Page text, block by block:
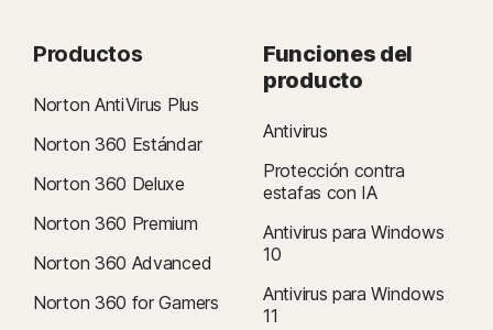
Productos
Norton AntiVirus Plus
Norton 360 Estándar
Norton 360 Deluxe
Norton 360 Premium
Norton 360 Advanced
Norton 360 for Gamers
Funciones del
producto
Antivirus
Protección contra
estafas con IA
Antivirus para Windows
10
Antivirus para Windows
11